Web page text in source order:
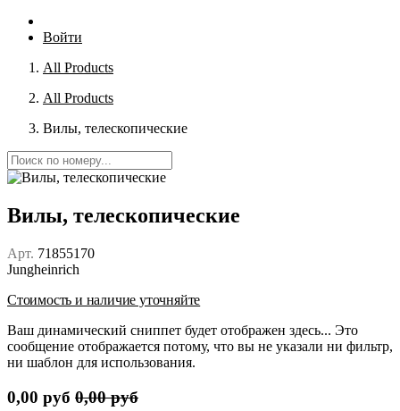
Войти
All Products
All Products
Вилы, телескопические
Вилы, телескопические
Арт. 71855170
Jungheinrich
Стоимость и наличие уточняйте
Ваш динамический сниппет будет отображен здесь... Это
сообщение отображается потому, что вы не указали ни фильтр,
ни шаблон для использования.
0,00 руб 0,00руб